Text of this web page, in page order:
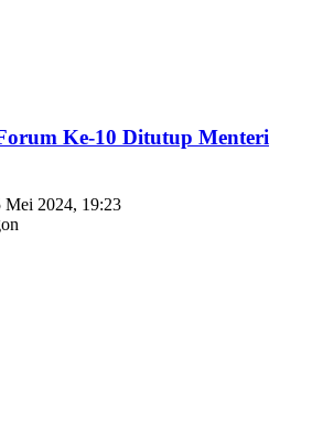
Ke-10 Ditutup Menteri
Mei 2024, 19:23